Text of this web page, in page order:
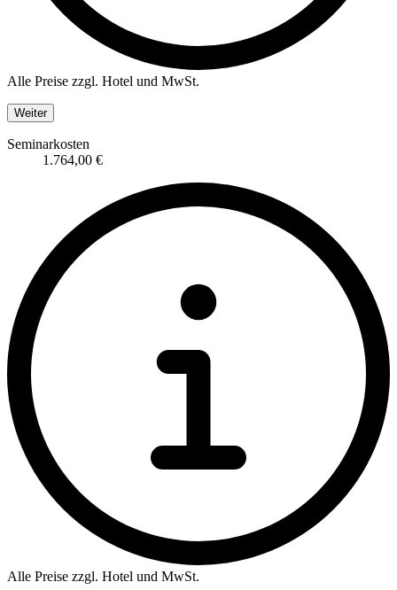
Alle Preise zzgl. Hotel und MwSt.
Weiter
Seminarkosten
1.764,00 €
Alle Preise zzgl. Hotel und MwSt.